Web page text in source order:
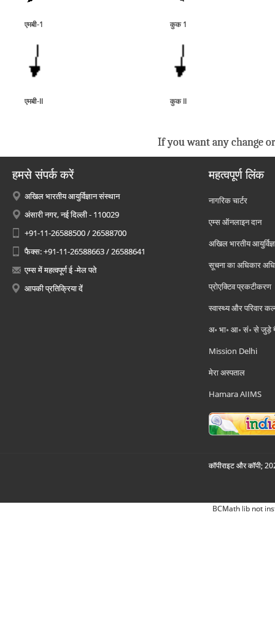
एमबी-1 कुक 1
एमबी-II कुक II
If you want any change
हमसे संपर्क करें
अखिल भारतीय आयुर्विज्ञान संस्थान
अंसारी नगर, नई दिल्ली - 110029
+91-11-26588500 / 26588700
फैक्स: +91-11-26588663 / 26588641
एम्स में महत्वपूर्ण ई -मेल पते
आपकी प्रतिक्रिया दें
महत्वपूर्ण लिंक
नागरिक चार्टर
एम्स ऑनलाइन दान
अखिल भारतीय
सूचना का अधिकार
प्रोएक्टिव प्रकटीकरण
स्वास्थ्य और परिवार
अ॰ भा॰ आ॰ सं॰ से जुड़े
Mission Delhi
मेरा अस्पताल
Hamara AIIMS
कॉपीराइट और कॉपी;
BCMath lib not